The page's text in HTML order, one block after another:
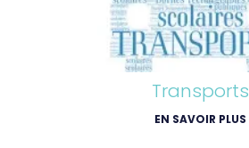
Transports
EN SAVOIR PLUS